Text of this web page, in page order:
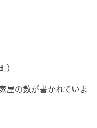
）
屋の数が書かれていま